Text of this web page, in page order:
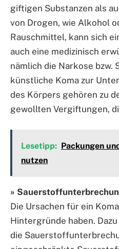
giftigen Substanzen als
von Drogen, wie Alkohol
Rauschmittel, kann sich
auch eine medizinisch
nämlich die Narkose bzw.
künstliche Koma zur
des Körpers gehören zu
gewollten Vergiftungen,
Lesetipp: Packungen
nutzen
»
Die Ursachen für ein
Hintergründe haben.
die